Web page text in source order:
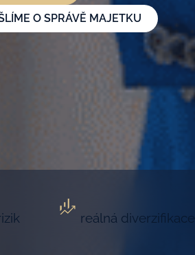
O SPRÁVĚ MAJETKU
reálná diverzifikace